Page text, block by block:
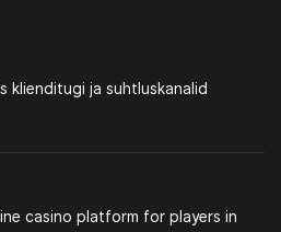
klienditugi ja suhtluskanalid
casino platform for players in